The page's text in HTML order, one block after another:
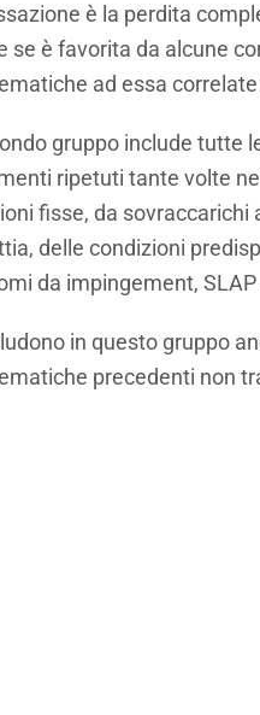
è la perdita
se è favorita da alcune
ad essa
gruppo include tutte
ripetuti tante volte
fisse, da sovraccarichi
delle condizioni
da impingement,
in questo gruppo
precedenti non